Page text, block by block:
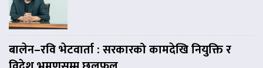
बालेन–रवि भेटवार्ता : सरकारको कामदेखि नियुक्ति र